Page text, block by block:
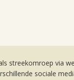
streekomroep via
sociale